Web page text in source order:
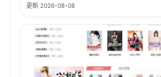
更新 2026-08-08